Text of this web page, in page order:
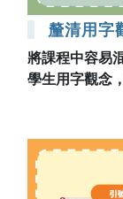
釐清用字
將課程中容易
學生用字觀念